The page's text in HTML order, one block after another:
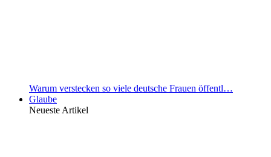
Warum verstecken so viele deutsche Frauen öffentl…
Glaube
Neueste Artikel